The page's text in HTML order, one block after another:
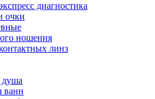
диагностика
очки
ношения
линз
душа
ванн